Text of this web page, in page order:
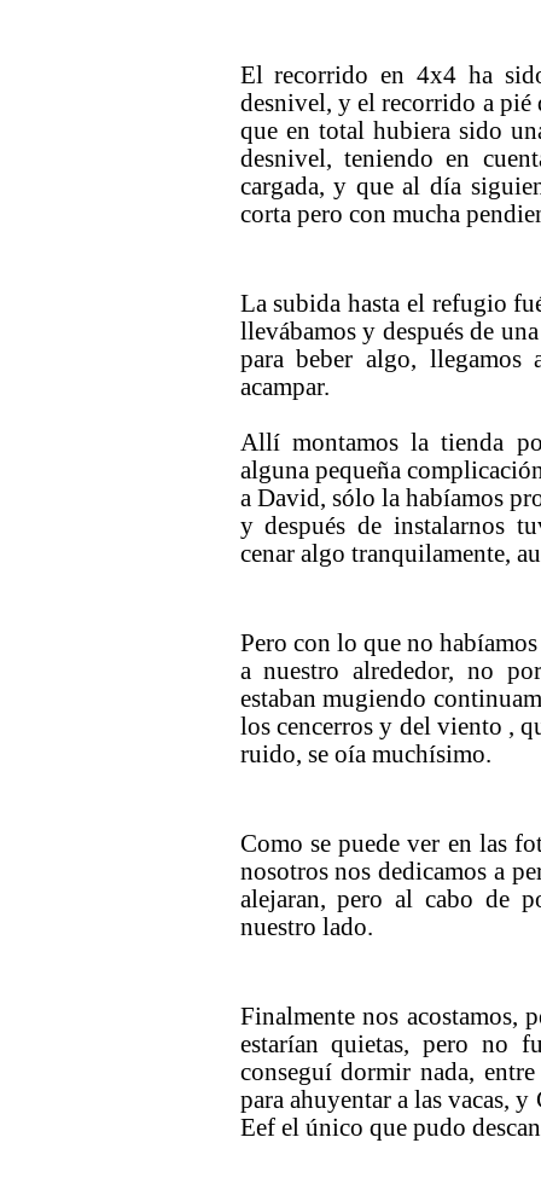
El recorrido en 4x4 ha
desnivel, y el recorrido a
que en total hubiera sido
desnivel, teniendo en
cargada, y que al día
corta pero con mucha
La subida hasta el refugio
llevábamos y después de
para beber algo, llegamos
acampar.
Allí montamos la tienda
alguna pequeña
a David, sólo la habíamos
y después de instalarnos
cenar algo tranquilamente,
Pero con lo que no
a nuestro alrededor, no
estaban mugiendo
los cencerros y del viento ,
ruido, se oía muchísimo.
Como se puede ver en las
nosotros nos dedicamos a
alejaran, pero al cabo de
nuestro lado.
Finalmente nos acostamos,
estarían quietas, pero no
conseguí dormir nada,
para ahuyentar a las vacas,
Eef el único que pudo